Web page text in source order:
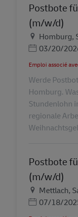
Postbote
(m/w/d)
LieuHomburg,
Posted Date
03/20/
Werde
Homburg.
Stundenlohn
regionale
Postbote
(m/w/d)
LieuMettlach,
Posted Date
07/18/